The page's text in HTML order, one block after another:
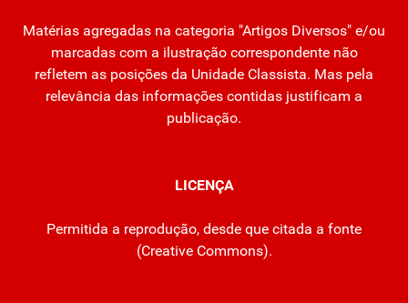
Matérias agregadas na categoria "Artigos Diversos" e/ou
marcadas com a ilustração correspondente não
refletem as posições da Unidade Classista. Mas pela
relevância das informações contidas justificam a
publicação.
LICENÇA
Permitida a reprodução, desde que citada a fonte
(Creative Commons).